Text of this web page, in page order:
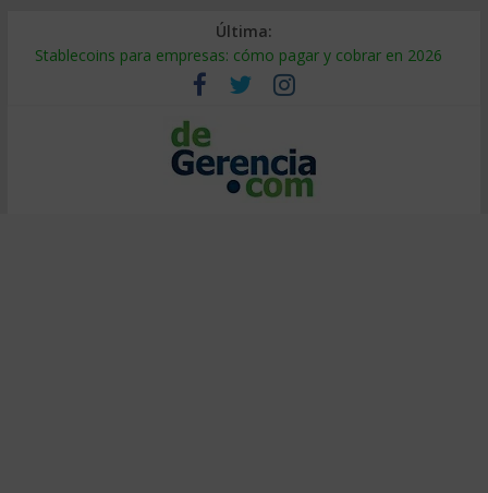
Última:
Stablecoins para empresas: cómo pagar y cobrar en 2026
Despido silencioso: qué es y por qué sale tan caro
IA en selección de personal: cómo auditarla a tiempo
Trabajo forzoso en la cadena de suministro: qué hacer
Mercado hispano de EE. UU.: cómo segmentarlo y venderle